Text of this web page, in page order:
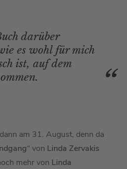
darüber
es wohl für mich
ist, auf dem
am 31. August, denn da
“ von Linda Zervakis
mehr von Linda